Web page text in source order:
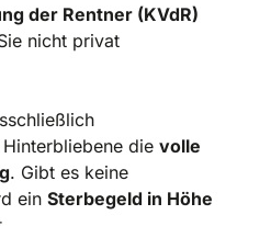
der Rentner (KVdR)
nicht privat
die volle
. Gibt es keine
ein Sterbegeld in Höhe